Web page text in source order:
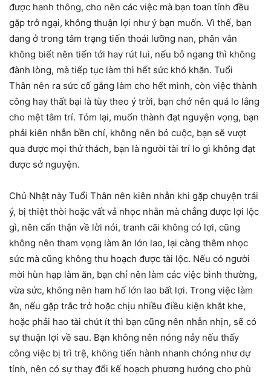
được hanh thông, cho nên các việc mà bạn toan tính đều
gặp trở ngại, không thuận lợi như ý bạn muốn. Vì thế, bạn
đang ở trong tâm trạng tiến thoái lưỡng nan, phân vân
không biết nên tiến tới hay rút lui, nếu bỏ ngang thì không
đành lòng, mà tiếp tục làm thì hết sức khó khăn. Tuổi
Thân nên ra sức cố gắng làm cho hết mình, còn việc thành
công hay thất bại là tùy theo ý trời, bạn chớ nên quá lo lắng
cho mệt tâm trí. Tóm lại, muốn thành đạt nguyện vọng, bạn
phải kiên nhẫn bền chí, không nên bỏ cuộc, bạn sẽ vượt
qua được mọi thử thách, bạn là người tài trí lo gì không đạt
được sở nguyện.
Chủ Nhật này Tuổi Thân nên kiên nhẫn khi gặp chuyện trái
ý, bị thiệt thòi hoặc vất vả nhọc nhằn mà chẳng được lợi lộc
gì, nên cẩn thận về lời nói, tranh cãi không có lợi, cũng
không nên tham vọng làm ăn lớn lao, lại càng thêm nhọc
sức mà cũng không thu hoạch được tài lộc. Nếu có người
mời hùn hạp làm ăn, bạn chỉ nên làm các việc bình thường,
vừa sức, không nên ham hố lớn lao bất lợi. Trong việc làm
ăn, nếu gặp trắc trở hoặc chịu nhiều điều kiện khắt khe,
hoặc phải hao tài chút ít thì bạn cũng nên nhẫn nhịn, sẽ có
sự thuận lợi về sau. Bạn không nên nóng nảy nếu thấy
công việc bị trì trệ, không tiến hành nhanh chóng như dự
tính, nên có sự thay đổi kế hoạch phương hướng cho phù